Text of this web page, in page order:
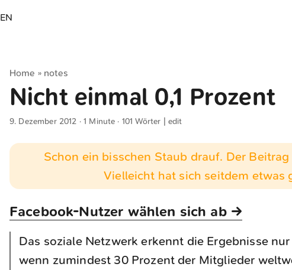
EN
Home » notes
Nicht einmal 0,1 Prozent
9. Dezember 2012 · 1 Minute · 101 Wörter | edit
Schon ein bisschen Staub drauf. Der
Vielleicht hat sich seitdem etwas
Facebook-Nutzer wählen sich ab →
Das soziale Netzwerk erkennt die Ergebnisse
wenn zumindest 30 Prozent der Mitglieder